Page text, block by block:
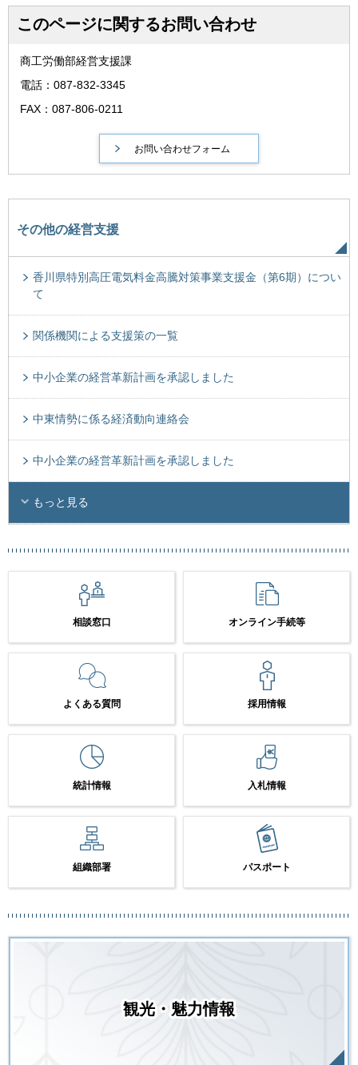
このページに関するお問い合わせ
商工労働部経営支援課
電話：087-832-3345
FAX：087-806-0211
その他の経営支援
香川県特別高圧電気料金高騰対策事業支援金（第6期）につい
て
関係機関による支援策の一覧
中小企業の経営革新計画を承認しました
中東情勢に係る経済動向連絡会
中小企業の経営革新計画を承認しました
もっと見る
相談窓口 オンライン手続等
よくある質問 採用情報
統計情報 入札情報
組織部署 パスポート
観光・魅力情報